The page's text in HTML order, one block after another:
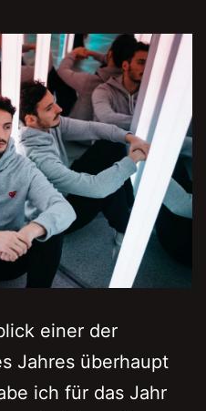
einer der
Jahres überhaupt
ich für das Jahr